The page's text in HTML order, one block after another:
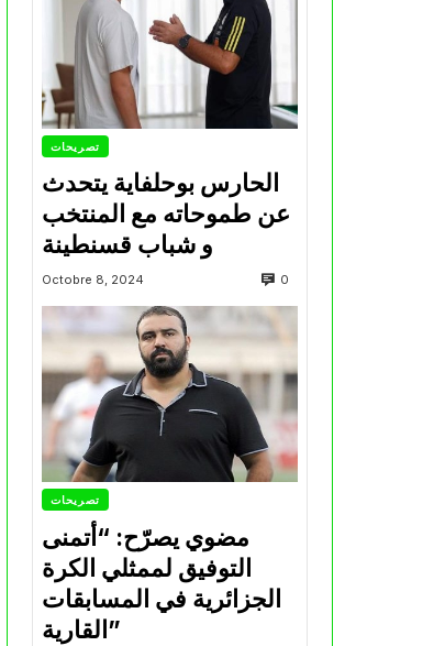
تصريحات
الحارس بوحلفاية يتحدث
عن طموحاته مع المنتخب
و شباب قسنطينة
Octobre 8, 2024 0
تصريحات
مضوي يصرّح: “أتمنى
التوفيق لممثلي الكرة
الجزائرية في المسابقات
القارية”